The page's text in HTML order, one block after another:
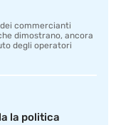
commercianti
dimostrano, ancora
degli operatori
la politica